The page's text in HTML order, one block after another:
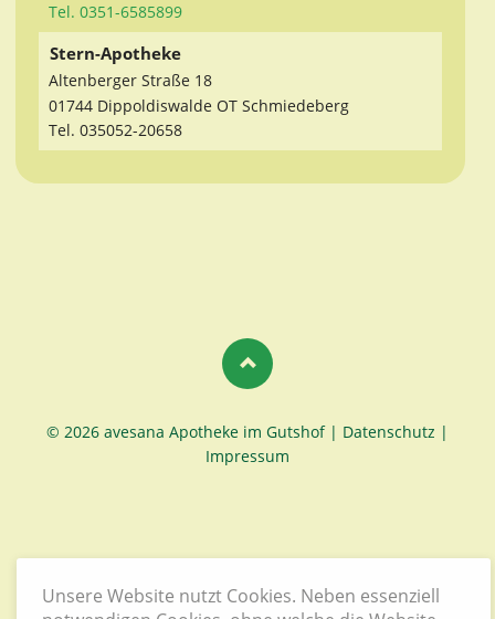
Tel. 0351-6585899
Stern-Apotheke
Altenberger Straße 18
01744 Dippoldiswalde OT Schmiedeberg
Tel. 035052-20658
© 2026 avesana Apotheke im Gutshof | Datenschutz |
Impressum
Unsere Website nutzt Cookies. Neben essenziell